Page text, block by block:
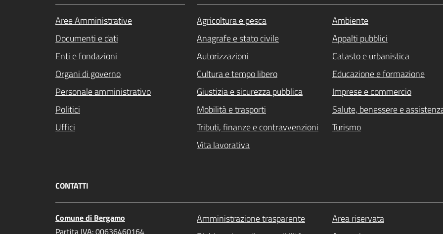
Aree Amministrative
Documenti e dati
Enti e fondazioni
Organi di governo
Personale amministrativo
Politici
Uffici
Agricoltura e pesca
Ambiente
Anagrafe e stato civile
Appalti pubblici
Autorizzazioni
Catasto e urbanistica
Cultura e tempo libero
Educazione e formazione
Giustizia e sicurezza pubblica
Imprese e commercio
Mobilità e trasporti
Salute, benessere e
Tributi, finanze e contravvenzioni
Turismo
Vita lavorativa
CONTATTI
Comune di Bergamo
Amministrazione trasparente
Area riservata